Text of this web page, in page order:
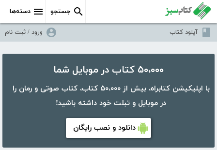
دسته‌ها جستجو
آپلود کتاب ورود / ثبت نام
۵۰،۰۰۰ کتاب در موبایل شما
با اپلیکیشن کتابراه، بیش از ۵۰،۰۰۰ کتاب، کتاب صوتی و رمان را
در موبایل و تبلت خود داشته باشید!
دانلود و نصب رایگان